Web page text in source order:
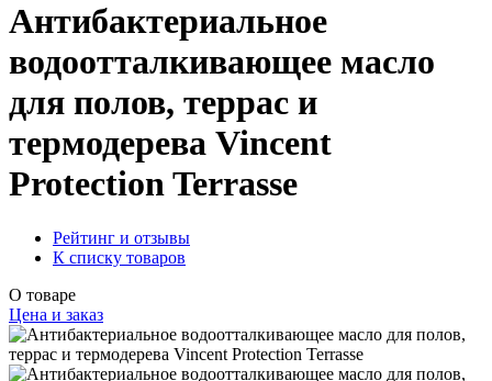
Антибактериальное
водоотталкивающее масло
для полов, террас и
термодерева Vincent
Protection Terrasse
Рейтинг и отзывы
К списку товаров
О товаре
Цена и заказ